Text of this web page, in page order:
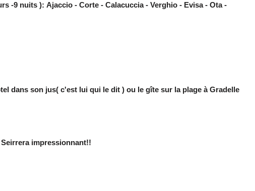
-9 nuits ): Ajaccio - Corte - Calacuccia - Verghio - Evisa - Ota -
dans son jus( c'est lui qui le dit ) ou le gîte sur la plage à Gradelle
impressionnant!!